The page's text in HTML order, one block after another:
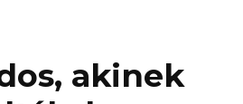
akinek